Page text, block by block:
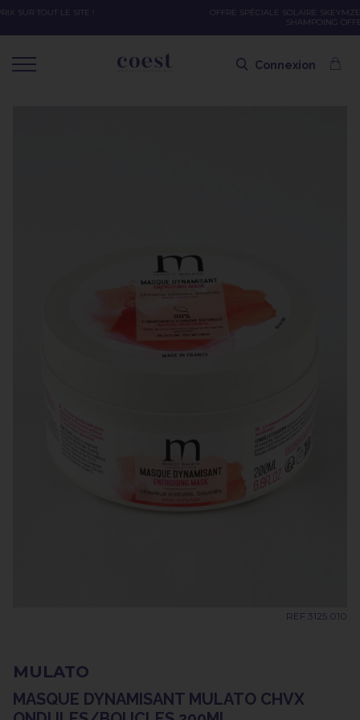
OFFRE SPÉCIALE SOLAIRE SKEYMZEE ! SOIN HYDRATANT + SPRAY + SHAMPOING =
Connexion
REF 3125.010
MULATO
MASQUE DYNAMISANT MULATO CHVX